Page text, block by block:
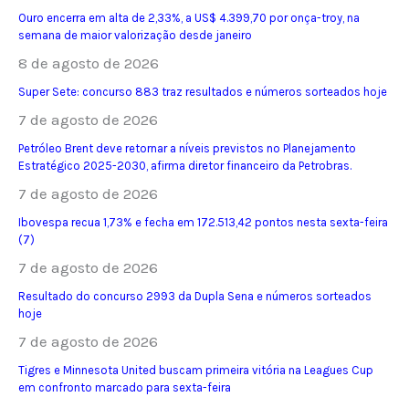
Ouro encerra em alta de 2,33%, a US$ 4.399,70 por onça-troy, na
semana de maior valorização desde janeiro
8 de agosto de 2026
Super Sete: concurso 883 traz resultados e números sorteados hoje
7 de agosto de 2026
Petróleo Brent deve retornar a níveis previstos no Planejamento
Estratégico 2025-2030, afirma diretor financeiro da Petrobras.
7 de agosto de 2026
Ibovespa recua 1,73% e fecha em 172.513,42 pontos nesta sexta-feira
(7)
7 de agosto de 2026
Resultado do concurso 2993 da Dupla Sena e números sorteados
hoje
7 de agosto de 2026
Tigres e Minnesota United buscam primeira vitória na Leagues Cup
em confronto marcado para sexta-feira